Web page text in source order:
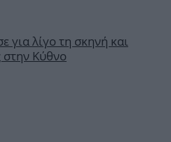
για λίγο τη σκηνή και
στην Κύθνο